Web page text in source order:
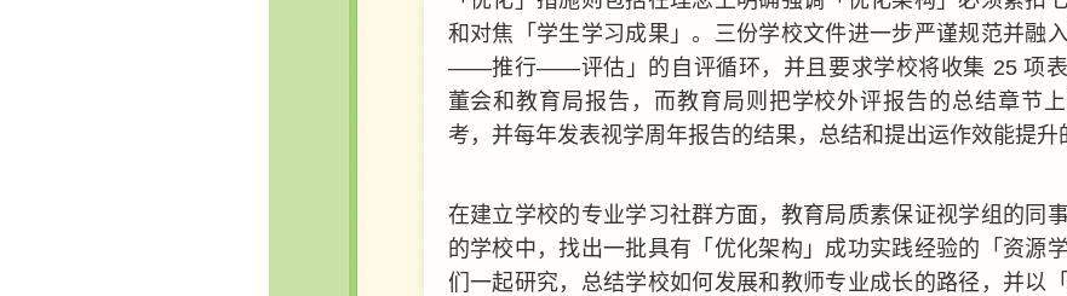
和对焦「学生学习成果」。三份学校文件进一步严谨规范并融
——推行——评估」的自评循环，并且要求学校将收集 25 项
董会和教育局报告，而教育局则把学校外评报告的总结章节
考，并每年发表视学周年报告的结果，总结和提出运作效能提升
在建立学校的专业学习社群方面，教育局质素保证视学组的同
的学校中，找出一批具有「优化架构」成功实践经验的「资源
们一起研究，总结学校如何发展和教师专业成长的路径，并以「